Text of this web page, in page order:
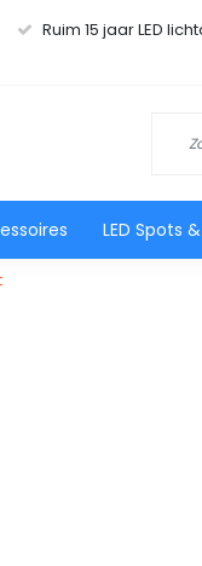
Ruim 15 jaar LED
LED Spots